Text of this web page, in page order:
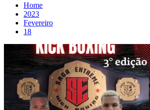
Home
2023
Fevereiro
18